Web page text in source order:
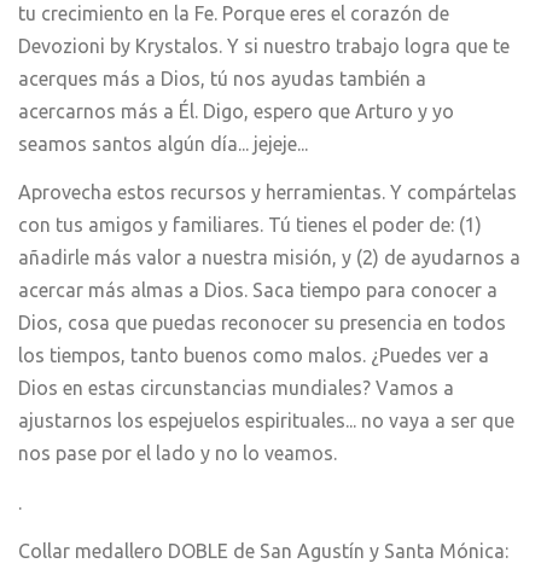
tu crecimiento en la Fe. Porque eres el corazón de
Devozioni by Krystalos. Y si nuestro trabajo logra que te
acerques más a Dios, tú nos ayudas también a
acercarnos más a Él. Digo, espero que Arturo y yo
seamos santos algún día... jejeje...
Aprovecha estos recursos y herramientas. Y compártelas
con tus amigos y familiares. Tú tienes el poder de: (1)
añadirle más valor a nuestra misión, y (2) de ayudarnos a
acercar más almas a Dios. Saca tiempo para conocer a
Dios, cosa que puedas reconocer su presencia en todos
los tiempos, tanto buenos como malos. ¿Puedes ver a
Dios en estas circunstancias mundiales? Vamos a
ajustarnos los espejuelos espirituales... no vaya a ser que
nos pase por el lado y no lo veamos.
.
Collar medallero DOBLE de San Agustín y Santa Mónica: